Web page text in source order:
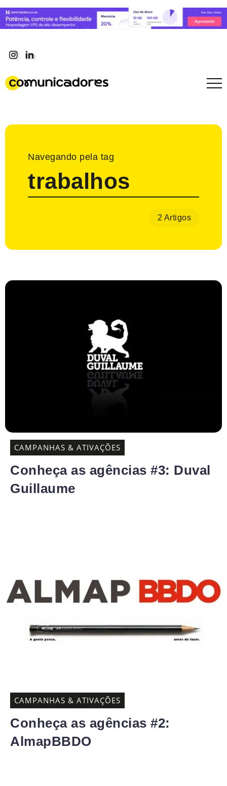
Navegando pela tag
trabalhos
2 Artigos
CAMPANHAS & ATIVAÇÕES
Conheça as agências #3: Duval
Guillaume
CAMPANHAS & ATIVAÇÕES
Conheça as agências #2:
AlmapBBDO